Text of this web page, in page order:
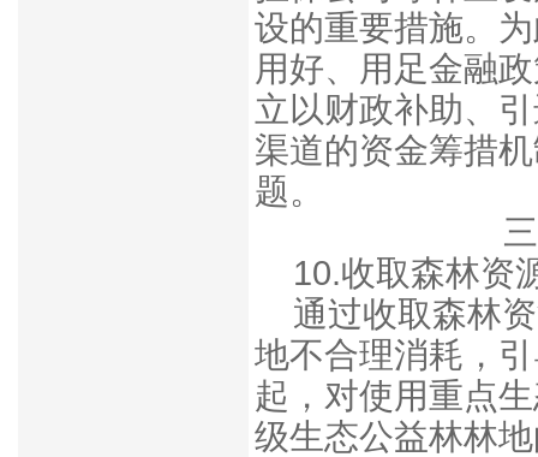
设的重要措施。
用好、用足金融
立以财政补助、
渠道的资金筹措
题。
10.收取森林资
通过收取森林
地不合理消耗，
起，对使用重点
级生态公益林林